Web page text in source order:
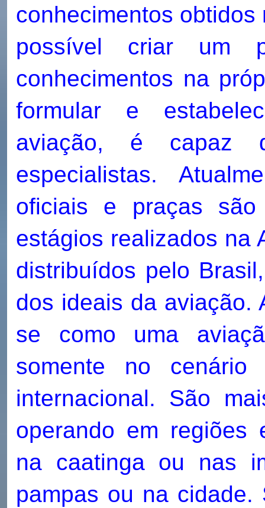
conhecimentos
possível criar um
conhecimentos na
formular e
aviação, é capaz
especialistas.
oficiais e praças
estágios realizados na
distribuídos pelo
dos ideais da aviação.
se como uma
somente no
internacional. São
operando em regiões
na caatinga ou nas
pampas ou na cidade.